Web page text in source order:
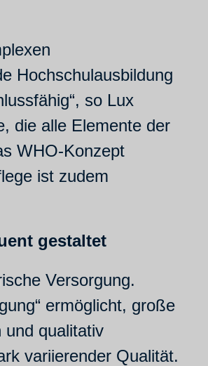
Hochschulausbildung
so Lux
die alle Elemente der
WHO-Konzept
ist zudem
gestaltet
Versorgung.
ermöglicht, große
und qualitativ
variierender Qualität.